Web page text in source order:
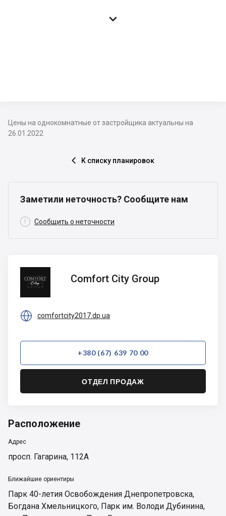

Цены на однокомнатные от застройщика актуальны на
26.01.2022
 К списку планировок
Заметили неточность? Сообщите нам
 Сообщить о неточности
City
Group
Comfort City Group
 comfortcity2017.dp.ua
+380 (67) 639 70 00
ОТДЕЛ ПРОДАЖ
Расположение
Адрес
просп. Гагарина, 112А
Ближайшие ориентиры
Парк 40-летия Освобождения Днепропетровска,
Богдана Хмельницкого, Парк им. Володи Дубинина,